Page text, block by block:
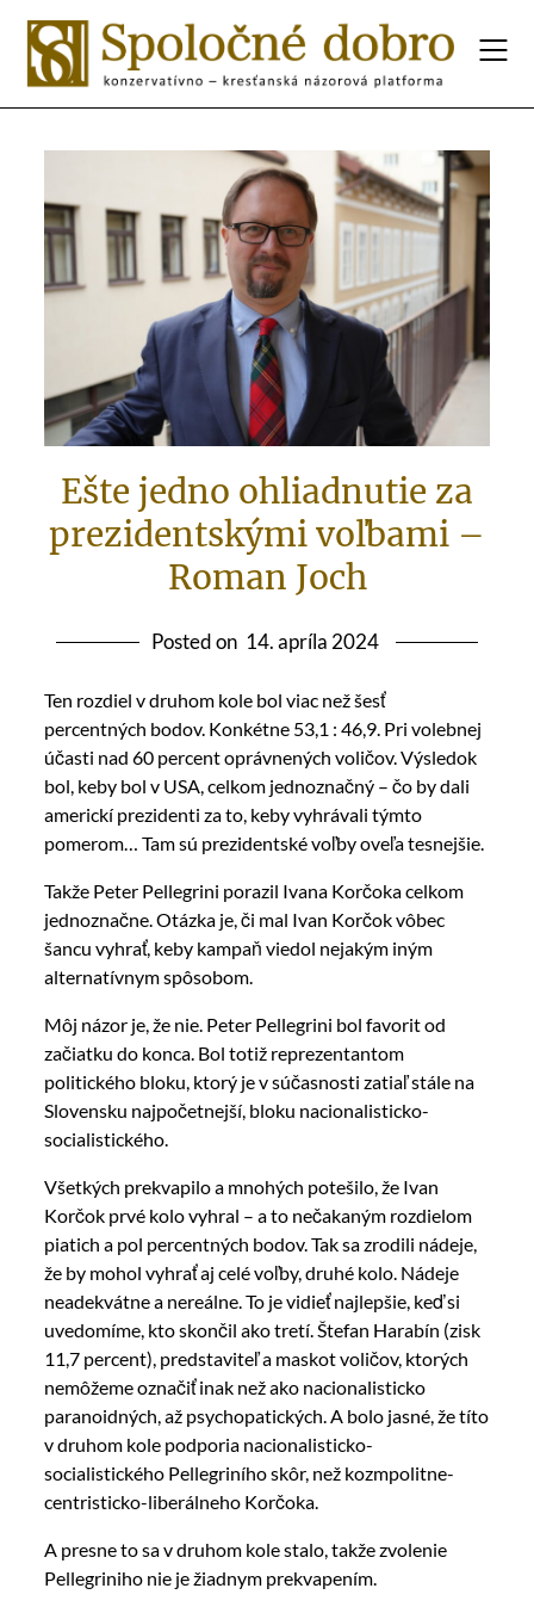
Ešte jedno ohliadnutie za
prezidentskými voľbami –
Roman Joch
Posted on 14. apríla 2024
Ten rozdiel v druhom kole bol viac než šesť
percentných bodov. Konkétne 53,1 : 46,9. Pri volebnej
účasti nad 60 percent oprávnených voličov. Výsledok
bol, keby bol v USA, celkom jednoznačný – čo by dali
americkí prezidenti za to, keby vyhrávali týmto
pomerom… Tam sú prezidentské voľby oveľa tesnejšie.
Takže Peter Pellegrini porazil Ivana Korčoka celkom
jednoznačne. Otázka je, či mal Ivan Korčok vôbec
šancu vyhrať, keby kampaň viedol nejakým iným
alternatívnym spôsobom.
Môj názor je, že nie. Peter Pellegrini bol favorit od
začiatku do konca. Bol totiž reprezentantom
politického bloku, ktorý je v súčasnosti zatiaľ stále na
Slovensku najpočetnejší, bloku nacionalisticko-
socialistického.
Všetkých prekvapilo a mnohých potešilo, že Ivan
Korčok prvé kolo vyhral – a to nečakaným rozdielom
piatich a pol percentných bodov. Tak sa zrodili nádeje,
že by mohol vyhrať aj celé voľby, druhé kolo. Nádeje
neadekvátne a nereálne. To je vidieť najlepšie, keď si
uvedomíme, kto skončil ako tretí. Štefan Harabín (zisk
11,7 percent), predstaviteľ a maskot voličov, ktorých
nemôžeme označiť inak než ako nacionalisticko
paranoidných, až psychopatických. A bolo jasné, že títo
v druhom kole podporia nacionalisticko-
socialistického Pellegriního skôr, než kozmpolitne-
centristicko-liberálneho Korčoka.
A presne to sa v druhom kole stalo, takže zvolenie
Pellegriniho nie je žiadnym prekvapením.